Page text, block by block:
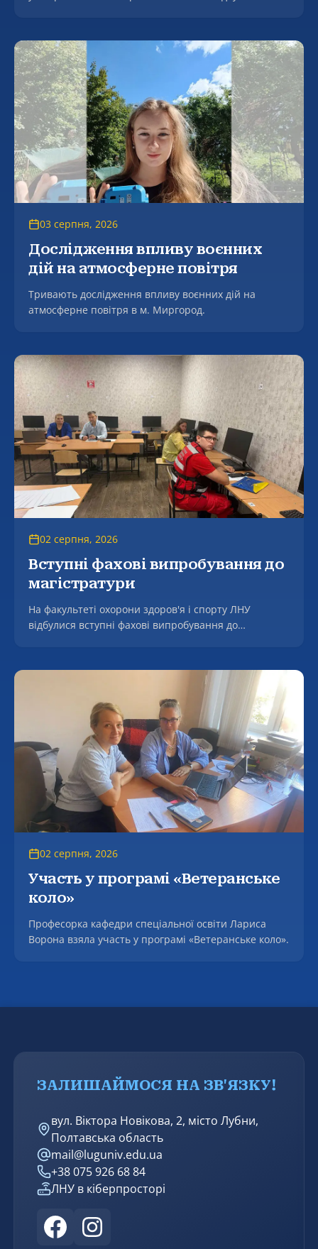
Артура Вікторовича на тему «Формування
фасилітаційної компетентності майбутнього
соціального працівника в процесі професійної
підготовки» за спеціальністю 231 – Соціальна
робота.
03 серпня, 2026
Дослідження впливу воєнних
дій на атмосферне повітря
Тривають дослідження впливу воєнних дій на
атмосферне повітря в м. Миргород.
02 серпня, 2026
Вступні фахові випробування до
магістратури
На факультеті охорони здоров'я і спорту ЛНУ
відбулися вступні фахові випробування до
02 серпня, 2026
Участь у програмі «Ветеранське
коло»
Професорка кафедри спеціальної освіти Лариса
Ворона взяла участь у програмі «Ветеранське коло».
ЗАЛИШАЙМОСЯ НА ЗВ'ЯЗКУ!
вул. Віктора Новікова, 2, місто Лубни,
Полтавська область
mail@luguniv.edu.ua
+38 075 926 68 84
ЛНУ в кіберпросторі